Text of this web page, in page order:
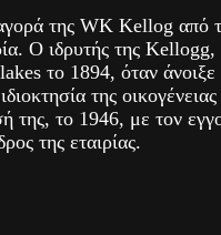
της WK Kellog από
Ο ιδρυτής της
το 1894, όταν
της
της, το 1946, με τον
της εταιρίας.